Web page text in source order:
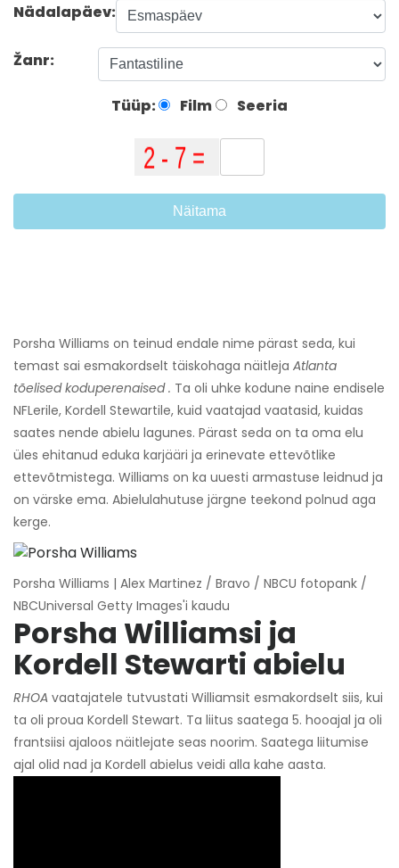
Nädalapäev:
Žanr:
Tüüp: Film Seeria
Näitama
Porsha Williams on teinud endale nime pärast seda, kui
temast sai esmakordselt täiskohaga näitleja Atlanta
tõelised koduperenaised . Ta oli uhke kodune naine endisele
NFLerile, Kordell Stewartile, kuid vaatajad vaatasid, kuidas
saates nende abielu lagunes. Pärast seda on ta oma elu
üles ehitanud eduka karjääri ja erinevate ettevõtlike
ettevõtmistega. Williams on ka uuesti armastuse leidnud ja
on värske ema. Abielulahutuse järgne teekond polnud aga
kerge.
Porsha Williams | Alex Martinez / Bravo / NBCU fotopank /
NBCUniversal Getty Images'i kaudu
Porsha Williamsi ja
Kordell Stewarti abielu
RHOA vaatajatele tutvustati Williamsit esmakordselt siis, kui
ta oli proua Kordell Stewart. Ta liitus saatega 5. hooajal ja oli
frantsiisi ajaloos näitlejate seas noorim. Saatega liitumise
ajal olid nad ja Kordell abielus veidi alla kahe aasta.